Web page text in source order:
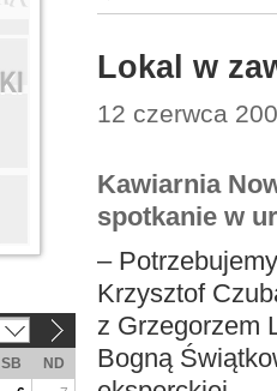
Lokal w
12 czerwca
Kawiarnia
spotkanie w
–
Krzysztof
z Grzegorzem
Bogną
SB
ND